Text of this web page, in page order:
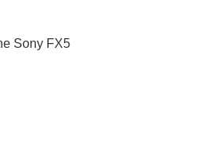
Sony FX5